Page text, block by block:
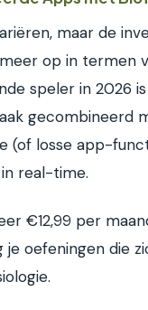
maar de
op in termen
speler in 2026 is
gecombineerd
(of losse app-
real-time.
€12,99 per
je oefeningen die